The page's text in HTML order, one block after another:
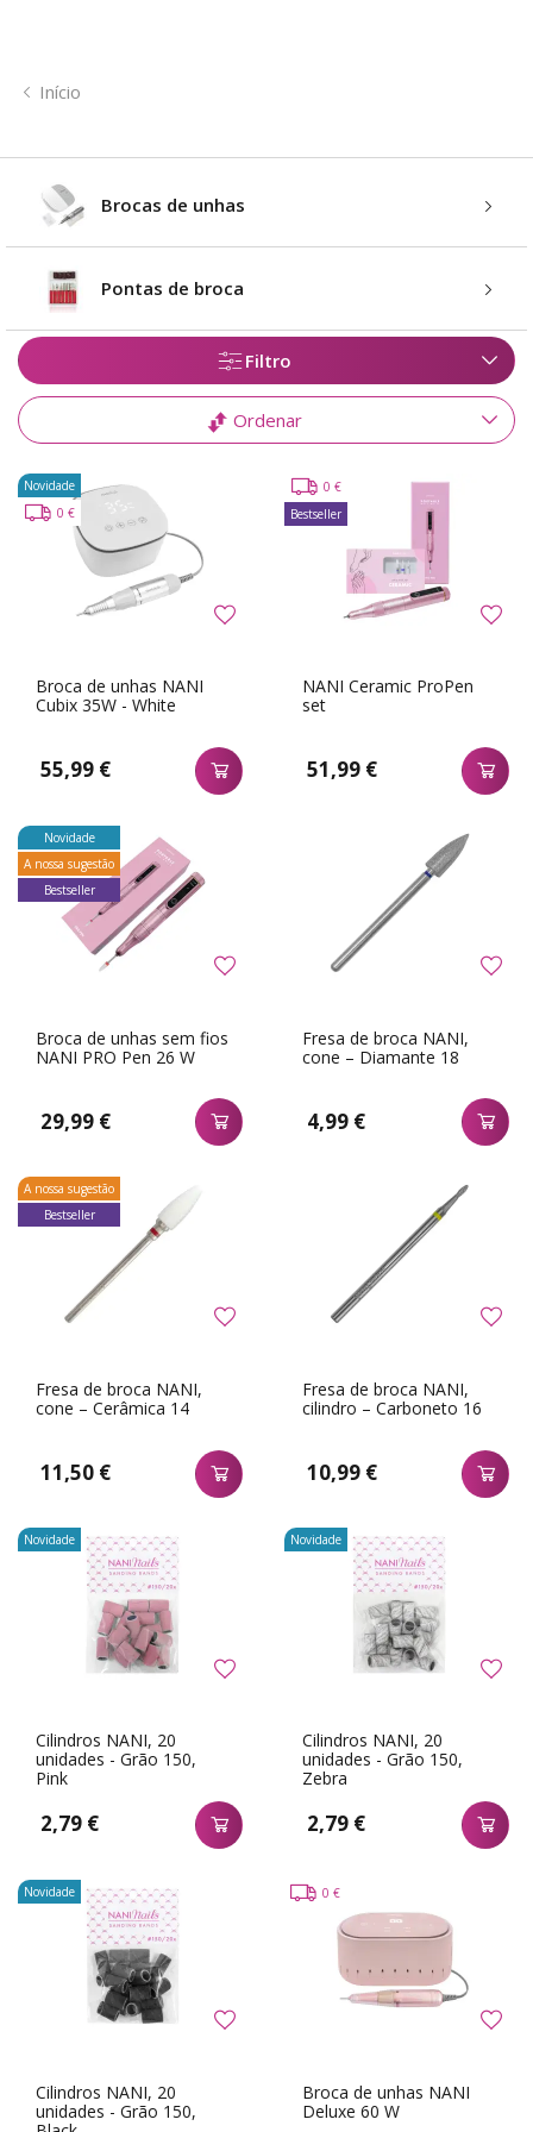
Início
Brocas de unhas
Pontas de broca
Filtro
Ordenar
Broca de unhas NANI
Cubix 35W - White
55,99 €
Novidade
0 €
NANI Ceramic ProPen
set
51,99 €
0 €
Bestseller
Broca de unhas sem fios
NANI PRO Pen 26 W
29,99 €
Novidade
A nossa sugestão
Bestseller
Fresa de broca NANI,
cone – Diamante 18
4,99 €
Fresa de broca NANI,
cone – Cerâmica 14
11,50 €
A nossa sugestão
Bestseller
Fresa de broca NANI,
cilindro – Carboneto 16
10,99 €
Cilindros NANI, 20
unidades - Grão 150,
Pink
2,79 €
Novidade
Cilindros NANI, 20
unidades - Grão 150,
Zebra
2,79 €
Novidade
Cilindros NANI, 20
unidades - Grão 150,
Novidade
Broca de unhas NANI
Deluxe 60 W
0 €